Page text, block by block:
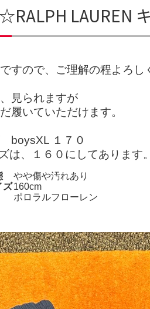
LAUREN
すので、ご理解の程よろし
見られますが
履いていただけます。
１７０
は、１６０にしてあります
やや傷や汚れあり
ズ160cm
ポロラルフローレン